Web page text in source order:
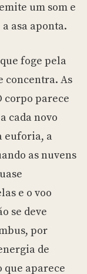
um som e
asa aponta.
foge pela
concentra. As
corpo parece
cada novo
euforia, a
as nuvens
e o voo
se deve
por
de
que aparece